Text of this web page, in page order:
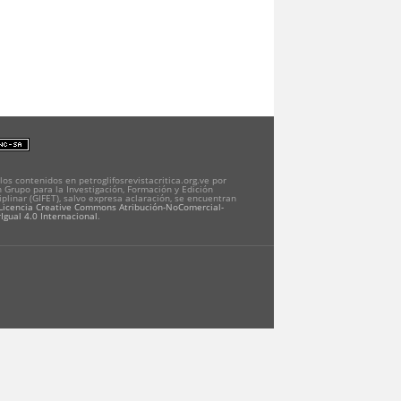
contenidos en petroglifosrevistacritica.org.ve por
Grupo para la Investigación, Formación y Edición
(GIFET), salvo expresa aclaración, se encuentran
Creative Commons Atribución-NoComercial-
4.0 Internacional.